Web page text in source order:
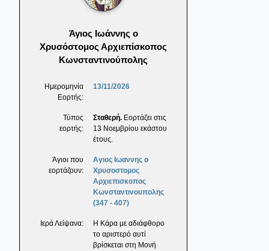
Άγιος Ιωάννης ο
Χρυσόστομος Αρχιεπίσκοπος
Κωνσταντινούπολης
Ημερομηνία
Εορτής:
13/11/2026
Τύπος
εορτής:
Σταθερή. Εορτάζει στις
13 Νοεμβρίου εκάστου
έτους.
Άγιοι που
εορτάζουν:
Αγιος Ιωαννης ο
Χρυσοστομος
Αρχιεπισκοπος
Κωνσταντινουπολης
(347 - 407)
Ιερά Λείψανα:
Η Κάρα με αδιάφθορο
το αριστερό αυτί
βρίσκεται στη Μονή